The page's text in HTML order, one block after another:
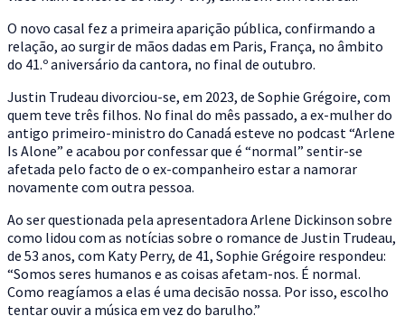
O novo casal fez a primeira aparição pública, confirmando a
relação, ao surgir de mãos dadas em Paris, França, no âmbito
do 41.º aniversário da cantora, no final de outubro.
Justin Trudeau divorciou-se, em 2023, de Sophie Grégoire, com
quem teve três filhos. No final do mês passado, a ex-mulher do
antigo primeiro-ministro do Canadá esteve no podcast “Arlene
Is Alone” e acabou por confessar que é “normal” sentir-se
afetada pelo facto de o ex-companheiro estar a namorar
novamente com outra pessoa.
Ao ser questionada pela apresentadora Arlene Dickinson sobre
como lidou com as notícias sobre o romance de Justin Trudeau,
de 53 anos, com Katy Perry, de 41, Sophie Grégoire respondeu:
“Somos seres humanos e as coisas afetam-nos. É normal.
Como reagíamos a elas é uma decisão nossa. Por isso, escolho
tentar ouvir a música em vez do barulho.”